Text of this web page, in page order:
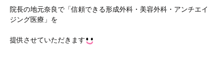
院長の地元奈良で「信頼できる形成外科・美容外科・アンチエイ
ジング医療」を
提供させていただきます